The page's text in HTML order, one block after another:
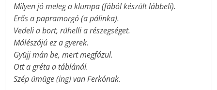
Milyen jó meleg a klumpa (fából készült lábbeli).
Erős a papramorgó (a pálinka).
Vedeli a bort, rühelli a részegséget.
Málészájú ez a gyerek.
Gyüjj mán be, mert megfázul.
Ott a gréta a táblánál.
Szép ümüge (ing) van Ferkónak.